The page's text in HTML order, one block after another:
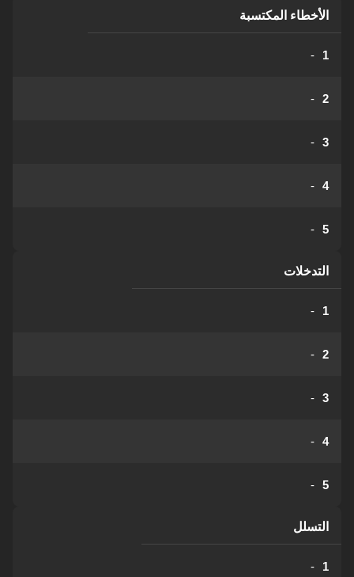
الأخطاء المكتسبة
1
-
2
-
3
-
4
-
5
-
التدخلات
1
-
2
-
3
-
4
-
5
-
التسلل
1
-